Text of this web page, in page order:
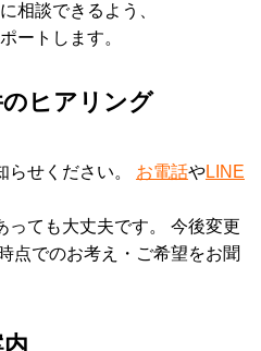
相談できるよう、
ートします。
ヒアリング
らせください。 お電話やLINE
っても大丈夫です。 今後変更
点でのお考え・ご希望をお聞